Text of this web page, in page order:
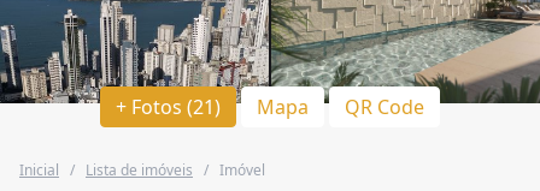
+ Fotos (21) Mapa QR Code
Inicial / Lista de imóveis / Imóvel